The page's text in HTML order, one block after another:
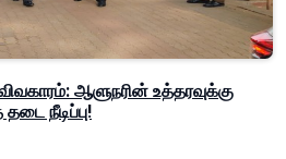
ஆளுநரின் உத்தரவுக்கு
நீடிப்பு!